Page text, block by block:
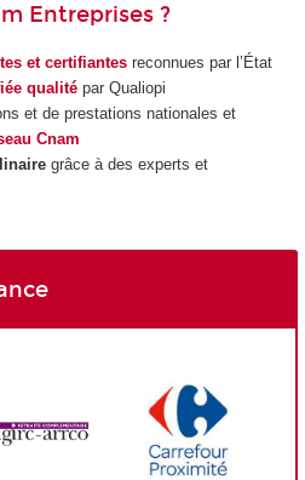
Entreprises ?
et certifiantes reconnues par l’État
qualité par Qualiopi
et de prestations nationales et
Cnam
grâce à des experts et